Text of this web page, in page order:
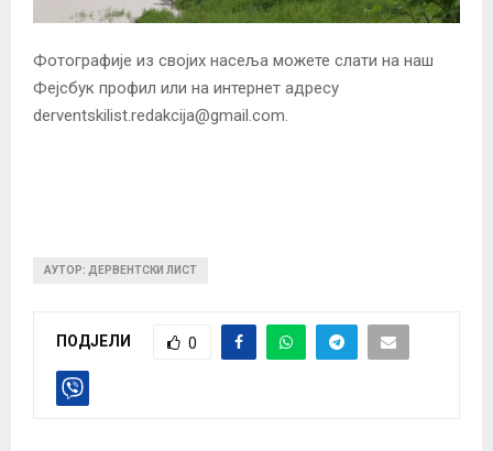
Фотографије из својих насеља можете слати на наш
Фејсбук профил или на интернет адресу
derventskilist.redakcija@gmail.com.
АУТОР: ДЕРВЕНТСКИ ЛИСТ
ПОДЈЕЛИ 0